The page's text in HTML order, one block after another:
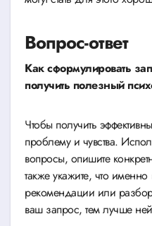
Вопрос-ответ
Как сформулировать
получить полезный
Чтобы получить
проблему и чувства.
вопросы, опишите
также укажите, что
рекомендации или
ваш запрос, тем лучше